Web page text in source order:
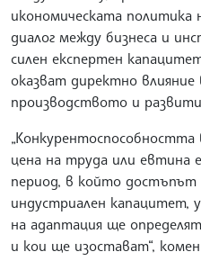
икономическата политика
диалог между бизнеса и
силен експертен
оказват директно
производството и
„Конкурентоспособността
цена на труда или евтина
период, в който достъпът
индустриален капацитет,
на адаптация ще
и кои ще изостават“,